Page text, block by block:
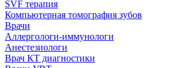
SVF терапия
Компьютерная томография зубов
Врачи
Аллергологи-иммунологи
Анестезиологи
Врач КТ диагностики